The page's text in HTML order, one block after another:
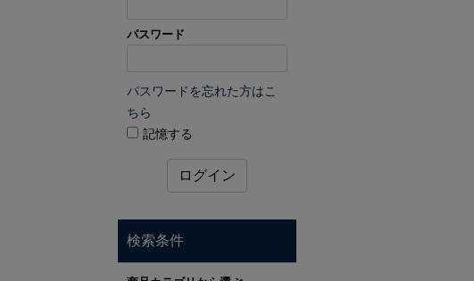
パスワード
パスワードを忘れた方はこ
ちら
記憶する
ログイン
検索条件